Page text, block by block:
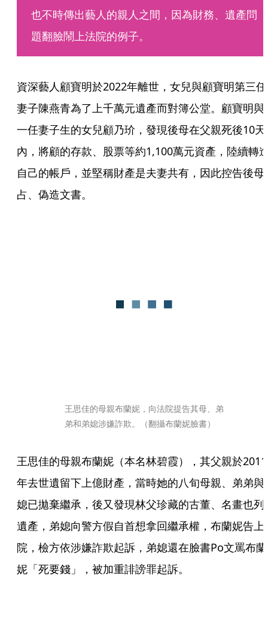
也不時傳出藝人的親人之間，因為財務、遺產問
題翻臉鬧上法院的例子。
資深藝人顧寶明於2022年離世，女兒與顧寶明第三任
妻子陳燕青為了上千萬元遺產而對簿公堂。顧寶明與
一任妻子生的女兒顧乃玠，發現後母在父親死後10天
內，將顧的存款、股票等約1,100萬元資產，陸續轉
自己的帳戶，並堅稱財產是夫妻共有，因此控告後母
占、偽造文書。
王思佳的母親布蘭妮，向法院提告其母、弟
弟和弟媳涉嫌詐欺。（翻攝布蘭妮臉書）
王思佳的母親布蘭妮（本名林碧霞），其父親於2011
年去世遺留下上億財產，當時她的八旬母親、弟弟與
媳已拋棄繼承，後又發現林父珍藏的古董、名畫也列
遺產，弟媳向警方假自首想拿回繼承權，布蘭妮告上
院，檢方依涉嫌詐欺起訴，弟媳還在臉書Po文罵布蘭
妮「死要錢」，被加重誹謗罪起訴。